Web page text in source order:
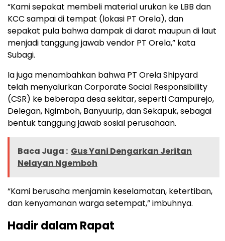
“Kami sepakat membeli material urukan ke LBB dan
KCC sampai di tempat (lokasi PT Orela), dan
sepakat pula bahwa dampak di darat maupun di laut
menjadi tanggung jawab vendor PT Orela,” kata
Subagi.
Ia juga menambahkan bahwa PT Orela Shipyard
telah menyalurkan Corporate Social Responsibility
(CSR) ke beberapa desa sekitar, seperti Campurejo,
Delegan, Ngimboh, Banyuurip, dan Sekapuk, sebagai
bentuk tanggung jawab sosial perusahaan.
Baca Juga : Gus Yani Dengarkan Jeritan
Nelayan Ngemboh
“Kami berusaha menjamin keselamatan, ketertiban,
dan kenyamanan warga setempat,” imbuhnya.
Hadir dalam Rapat